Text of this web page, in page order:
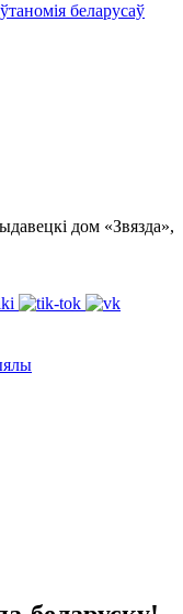
беларусаў
дом «Звязда»,